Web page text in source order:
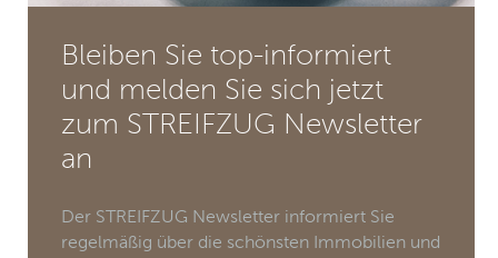
Bleiben Sie top-informiert
und melden Sie sich jetzt
zum STREIFZUG Newsletter
an
Der STREIFZUG Newsletter informiert Sie
regelmäßig über die schönsten Immobilien und